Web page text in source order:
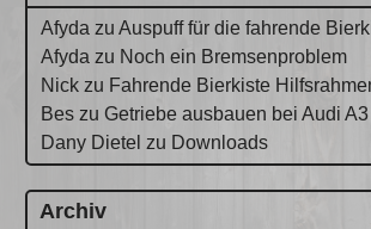
Afyda zuAuspuff für die fahrende
Afyda zu Noch ein Bremsenproblem
Nick zu Fahrende Bierkiste
Bes zuGetriebe ausbauen bei Audi A3
Dany Dietel zu Downloads
Archiv